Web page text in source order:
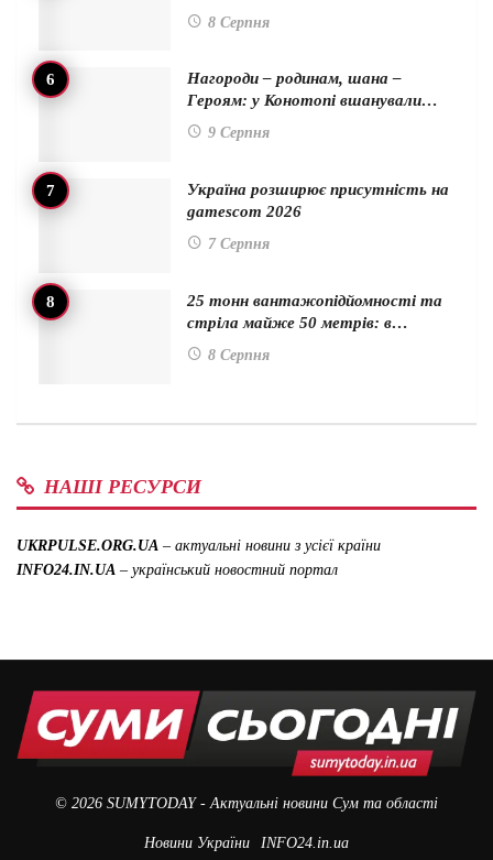
8 Серпня
Нагороди – родинам, шана –
Героям: у Конотопі вшанували…
9 Серпня
Україна розширює присутність на
gamescom 2026
7 Серпня
25 тонн вантажопідйомності та
стріла майже 50 метрів: в…
8 Серпня
НАШІ РЕСУРСИ
UKRPULSE.ORG.UA – актуальні новини з усієї країни
INFO24.IN.UA – український новостний портал
© 2026 SUMYTODAY- Актуальні новини Сум та області
Новини України INFO24.in.ua